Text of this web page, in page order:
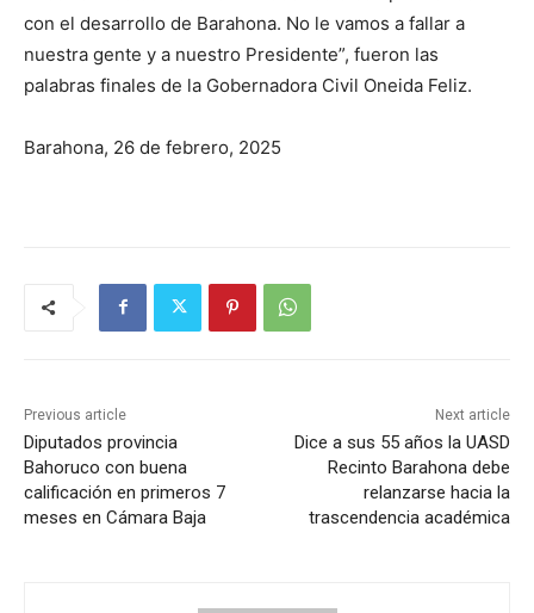
con el desarrollo de Barahona. No le vamos a fallar a
nuestra gente y a nuestro Presidente”, fueron las
palabras finales de la Gobernadora Civil Oneida Feliz.
Barahona, 26 de febrero, 2025
Previous article
Diputados provincia
Bahoruco con buena
calificación en primeros 7
meses en Cámara Baja
Next article
Dice a sus 55 años la UASD
Recinto Barahona debe
relanzarse hacia la
trascendencia académica